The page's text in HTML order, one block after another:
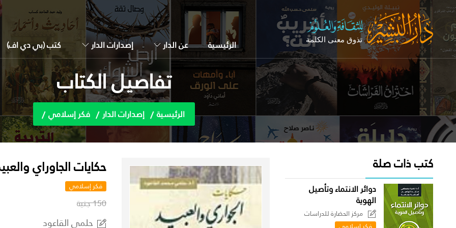
الرئيسية عن الدار إصدارات الدار كتب (بي دي اف)
تفاصيل الكتاب
الرئيسية إصدارات الدار فكر إسلامي
كتب ذات صلة
دوائر الانتماء وتأصيل
الهوية
مركز الحضارة للدراسات
السياسية
حكايات الجاوراي
فكر إسلامي
150 جنية
حلمي القاعود